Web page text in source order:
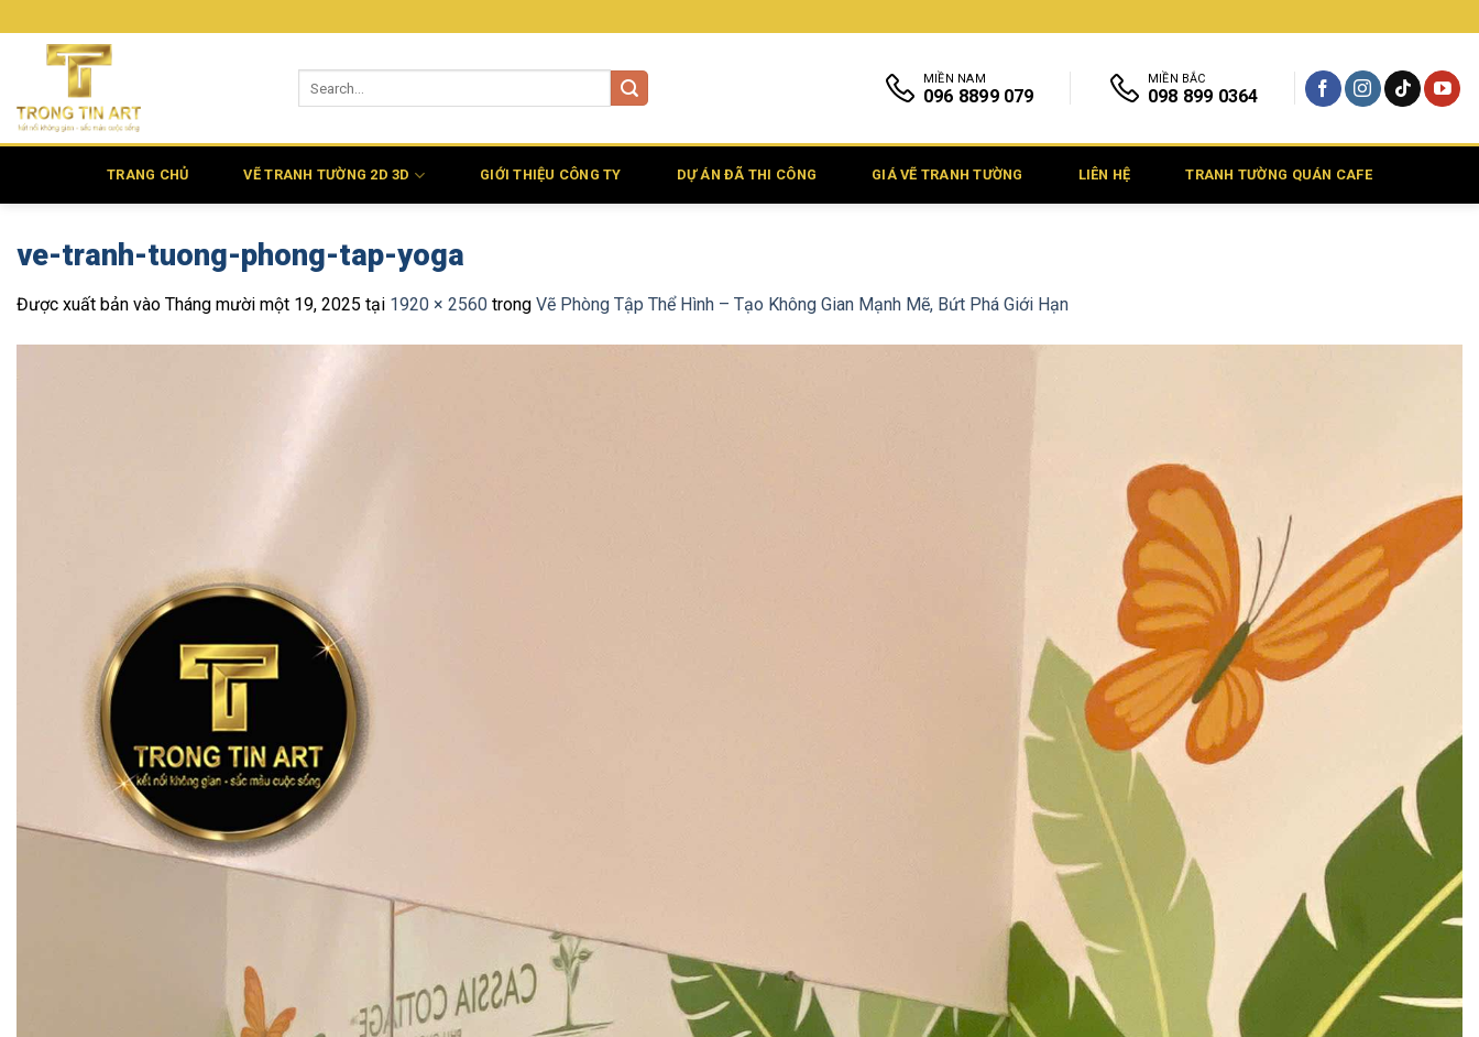
qua
MIỀN NAM
096 8899 079
MIỀN BẮC
098 899 0364
TRANG CHỦ VẼ TRANH TƯỜNG 2D 3D GIỚI THIỆU CÔNG TY DỰ ÁN ĐÃ THI CÔNG GIÁ VẼ TRANH TƯỜNG LIÊN HỆ TRANH TƯỜNG QUÁN CAFE
ve-tranh-tuong-phong-tap-yoga
Được xuất bản vào Tháng mười một 19, 2025 tại 1920 × 2560 trong Vẽ Phòng Tập Thể Hình – Tạo Không Gian Mạnh Mẽ, Bứt Phá Giới Hạn